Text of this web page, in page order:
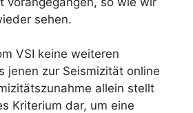
sehen.
VSI keine weiteren
jenen zur Seismizität online
allein stellt
Kriterium dar, um eine